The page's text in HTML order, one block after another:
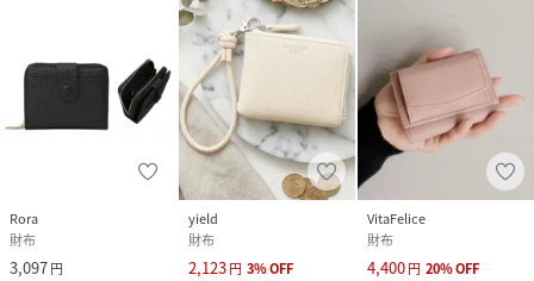
Rora
財布
3,097円
yield
財布
2,123円 3%OFF
VitaFelice
財布
4,400円 20%OFF